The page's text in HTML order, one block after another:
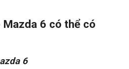
6 có thể có
6